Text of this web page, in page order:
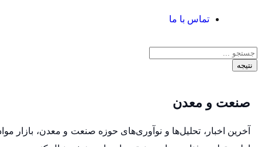
تماس با ما
و معدن
اخبار، تحلیل‌ها و نوآوری‌های حوزه صنعت و معدن، بازار مواد